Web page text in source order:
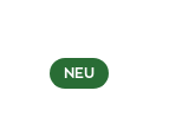
NEU